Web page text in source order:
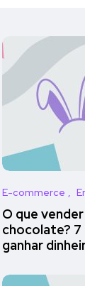
E-commerce
O que
chocolate?
ganhar